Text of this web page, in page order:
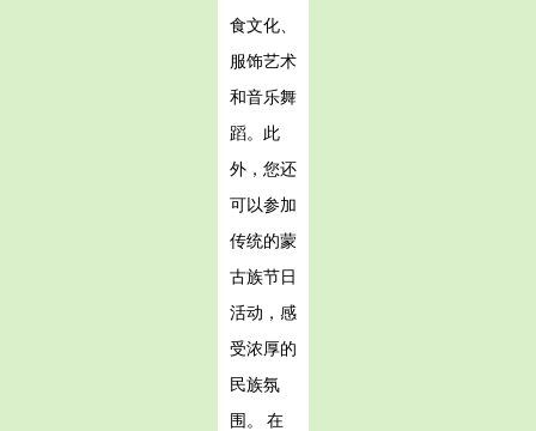
食文化、
服饰艺术
和音乐舞
蹈。此
外，您还
可以参加
传统的蒙
古族节日
活动，感
受浓厚的
民族氛
围。 在